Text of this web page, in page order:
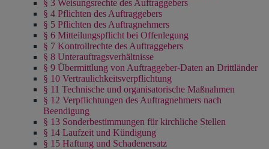
§ 3 Weisungsrechte des Auftraggebers
§ 4 Pflichten des Auftraggebers
§ 5 Pflichten des Auftragnehmers
§ 6 Mitteilungspflicht bei Offenlegung
§ 7 Kontrollrechte des Auftraggebers
§ 8 Unterauftragsverhältnisse
§ 9 Übermittlung von Auftraggeber-Daten an Drittländer
§ 10 Vertraulichkeitsverpflichtung
§ 11 Technische und organisatorische Maßnahmen
§ 12 Verpflichtungen des Auftragnehmers nach
Beendigung
§ 13 Sonderbestimmungen für kirchliche Stellen
§ 14 Laufzeit und Kündigung
§ 15 Haftung und Schadenersatz